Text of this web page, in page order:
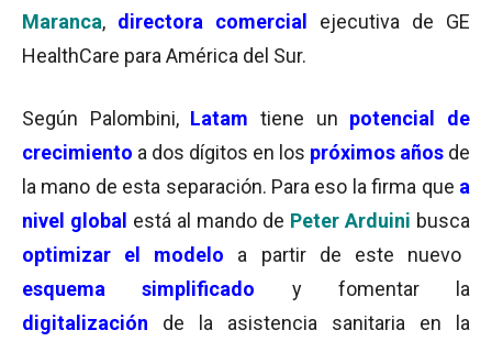
Maranca, directora comercial
ejecutiva de GE
HealthCare para América del Sur.
Según Palombini, Latam tiene un potencial de
crecimiento a dos dígitos en los próximos años de
la mano de esta separación. Para eso la firma que a
nivel global está al mando de Peter Arduini busca
optimizar el modelo
a partir de este nuevo
esquema simplificado y fomentar la
digitalización de la asistencia sanitaria en la